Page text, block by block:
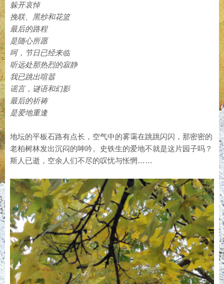
躲开哀悼
挽联、黑纱和花篮
最后的路程
是随心所愿
呵，节日已经来临
听远处那热烈的寂静
我已跳出喧嚣
谣言，谜语和幻影
最后的祈祷
是爱地重逢
地坛的平板石路有点长，空气中的雾霭在跳跳闪闪，那密密的
老柏树林发出沉闷的呻吟。史铁生的爱地不就是这片园子吗？
斯人已逝，空余人们不尽的叹忧与怅惘……